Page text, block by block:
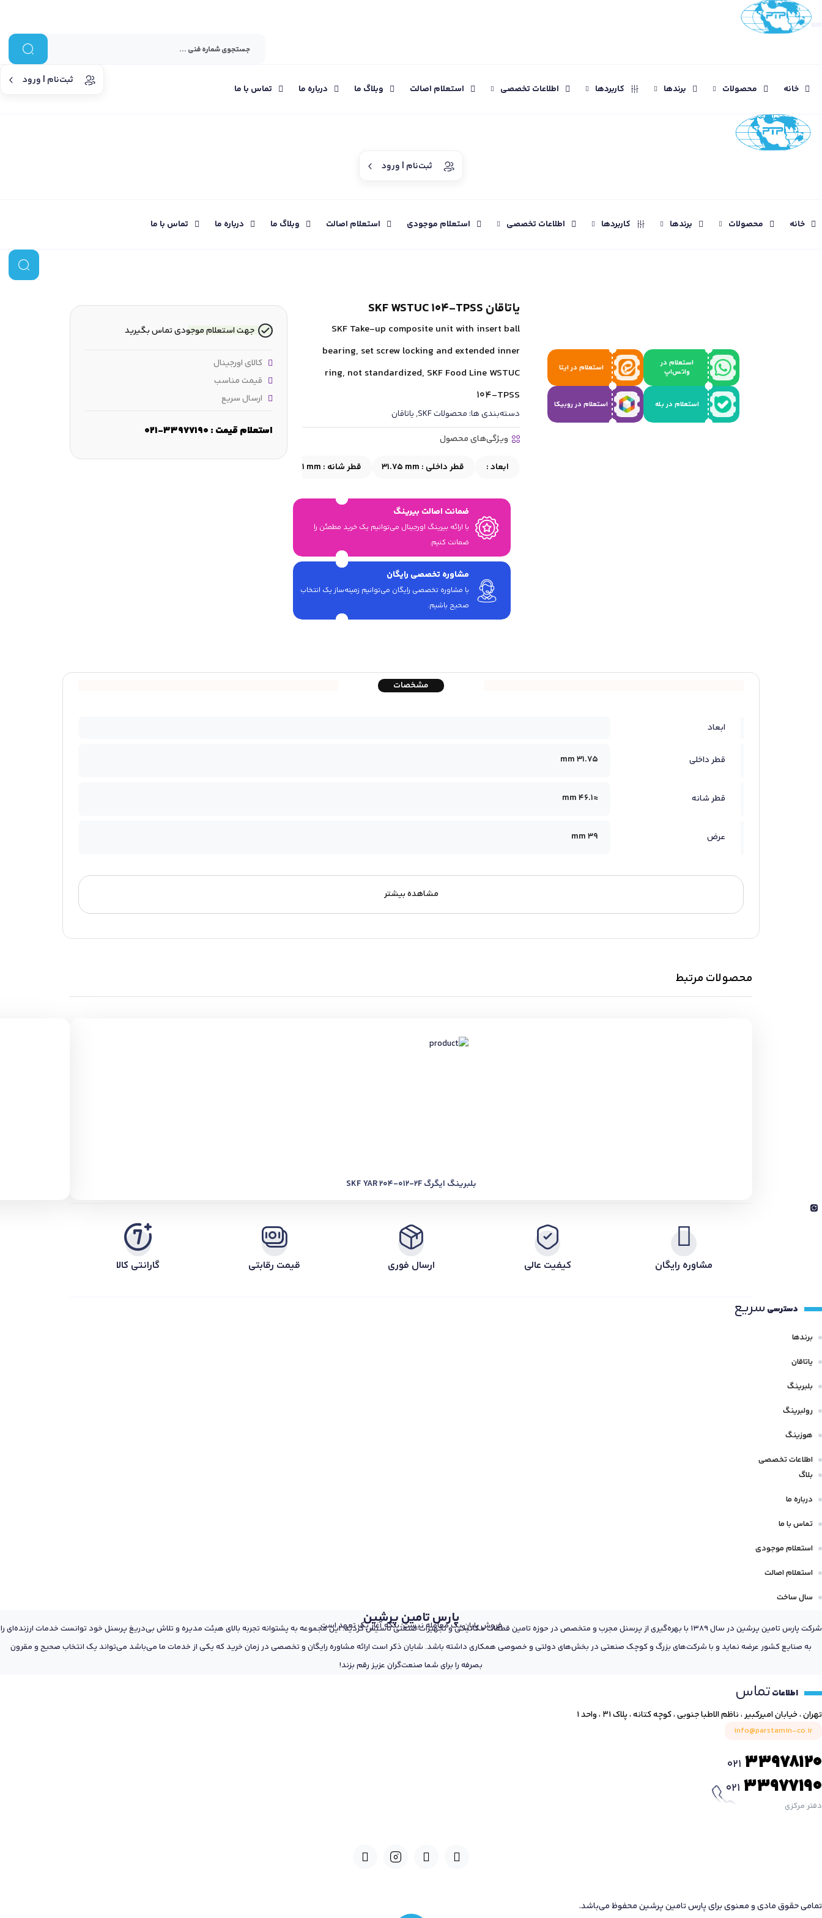
ثبت‌نام | ورود
خانه محصولات برندها کاربردها اطلاعات تخصصی استعلام اصالت وبلاگ ما درباره ما تماس با ما
ثبت‌نام | ورود
خانه محصولات برندها کاربردها اطلاعات تخصصی استعلام موجودی استعلام اصالت وبلاگ ما درباره ما تماس با ما
استعلام در
واتس‌اپ
استعلام در ایتا
استعلام در بله استعلام در روبیکا
یاتاقان SKF WSTUC 104-TPSS
SKF Take-up composite unit with insert ball
bearing, set screw locking and extended inner
ring, not standardized, SKF Food Line WSTUC
104-TPSS
دسته‌بندی ها: محصولات SKF ,یاتاقان
ویژگی‌های محصول
ابعاد : قطر داخلی : 31.75 mm قطر شانه : ≈46.1 mm
ضمانت اصالت بیرینگ
با ارائه بیرینگ اورجینال می‎‌توانیم یک خرید مطمئن را
ضمانت کنیم.
مشاوره تخصصی رایگان
با مشاوره تخصصی رایگان می‌توانیم زمینه‌ساز یک انتخاب
صحیح باشیم.
جهت استعلام موجودی تماس بگیرید
کالای اورجینال
قیمت مناسب
ارسال سریع
استعلام قیمت : 33977190-021
مشخصات
ابعاد
قطر داخلی 31.75 mm
قطر شانه ≈46.1 mm
عرض 39 mm
مشاهده بیشتر
محصولات مرتبط
بلبرینگ ایگرگ SKF YAR 204-012-2F
مشاوره رایگان کیفیت عالی ارسال فوری قیمت رقابتی گارانتی کالا
دسترسی سریع
برندها
یاتاقان
بلبرینگ
رولبرینگ
هوزینگ
اطلاعات تخصصی
بلاگ
درباره ما
تماس با ما
استعلام موجودی
استعلام اصالت
سال ساخت
پارس تامین پرشین
فروش پایان یک معامله نیست؛ بلکه آغاز یک تعهد است
شرکت پارس تامین پرشین در سال 1389 با بهره‌گیری از پرسنل مجرب و متخصص در حوزه تامین قطعات مکانیکی و تجهیزات صنعتی تاسیس گردید. این مجموعه به پشتوانه تجربه بالای هیئت مدیره و تلاش بی‌دریغ پرسنل خود توانست خدمات ارزنده‌ای را
به صنایع کشور عرضه نماید و با شرکت‌های بزرگ و کوچک صنعتی در بخش‌های دولتی و خصوصی همکاری داشته باشد. شایان ذکر است ارائه مشاوره رایگان و تخصصی در زمان خرید که یکی از خدمات ما می‌باشد می‌تواند یک انتخاب صحیح و مقرون
بصرفه را برای شما صنعت‌گران عزیز رقم بزند!
اطلاعاتتماس
تهران ، خیابان امیرکبیر ، ناظم الاطبا جنوبی ، کوچه کتانه ، پلاک ۳۱ ، واحد ۱
info@parstamin-co.ir
021 33978120
021 33977190
دفتر مرکزی
تمامی حقوق مادی و معنوی برای پارس تامین پرشین محفوظ می‌باشد.